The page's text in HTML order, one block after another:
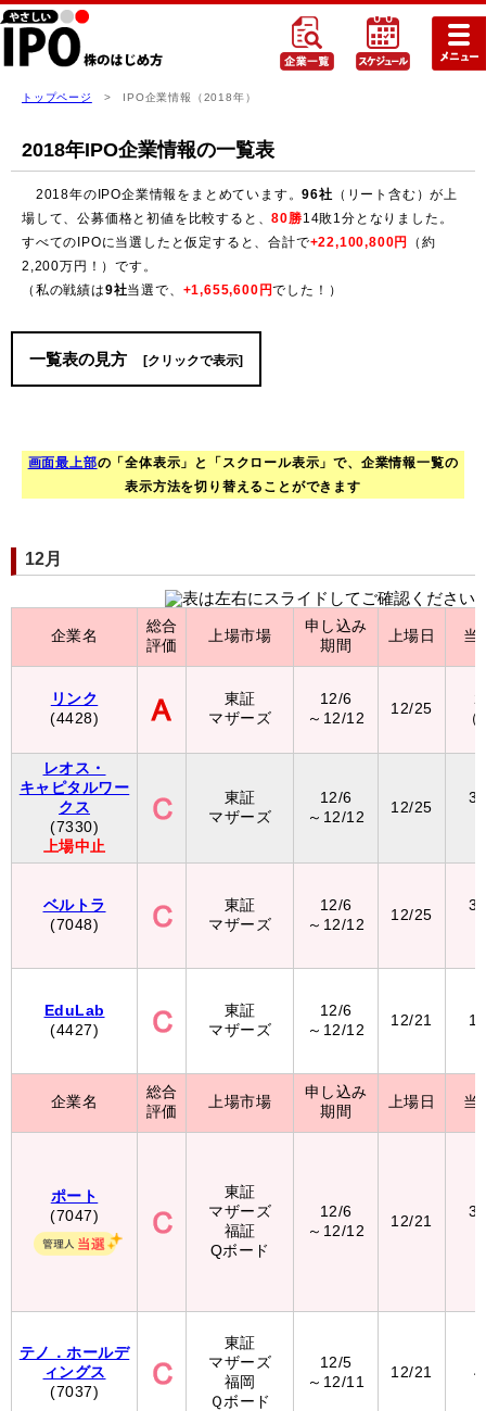
トップページ > IPO企業情報（2018年）
2018年IPO企業情報の一覧表
2018年のIPO企業情報をまとめています。96社 （リート含む）が上
場して、公募価格と初値を比較すると、80勝14敗1分となりました。
すべてのIPOに当選したと仮定すると、合計で+22,100,800円
（約
2,200万円！）です。
（私の戦績は9社当選で、 +1,655,600円でした！）
一覧表の見方 [クリックで表示]
画面最上部の「全体表示」と「スクロール表示」で、企業情報一覧の
表示方法を切り替えることができます
12月
企業名
リンク
(4428)
レオス・
キャピタルワー
クス
(7330)
上場中止
ベルトラ
(7048)
EduLab
(4427)
企業名
ポート
(7047)
テノ．ホールデ
ィングス
(7037)
総合
評価
上場市場
申し込み
期間
上場日 当
東証
マザーズ
12/6
～12/12
12/25
（
東証
マザーズ
12/6
～12/12
12/25
東証
マザーズ
12/6
～12/12
12/25
東証
マザーズ
12/6
～12/12
12/21
総合
評価
上場市場
申し込み
期間
上場日 当
東証
マザーズ
福証
Qボード
12/6
～12/12
12/21
東証
マザーズ
福岡
Ｑボード
12/5
～12/11
12/21